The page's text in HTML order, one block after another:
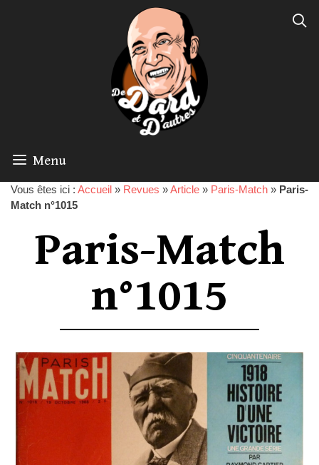
Menu
Vous êtes ici : Accueil » Revues »Article » Paris-Match » Paris-
Match n°1015
Paris-Match
n°1015